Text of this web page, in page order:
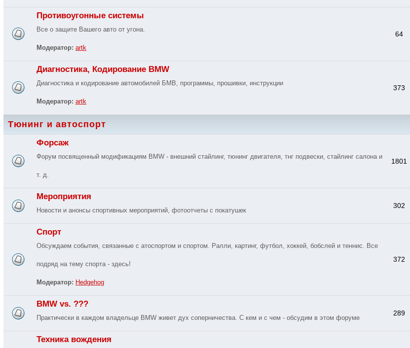
Противоугонные системы
Все о защите Вашего авто от угона.
Модератор: artk
64
Диагностика, Кодирование BMW
Диагностика и кодирование автомобилей БМВ, программы, прошивки, инструкции
Модератор: artk
373
Тюнинг и автоспорт
Форсаж
Форум посвященный модификациям BMW - внешний стайлинг, тюнинг двигателя, тнг подвески, стайлинг салона и
т. д.
1801
Мероприятия
Новости и анонсы спортивных мероприятий, фотоотчеты с покатушек
302
Спорт
Обсуждаем события, связанные с атоспортом и спортом. Ралли, картинг, футбол, хоккей, бобслей и теннис. Все
подряд на тему спорта - здесь!
Модератор: Hedgehog
372
BMW vs. ???
Практически в каждом владельце BMW живет дух соперничества. С кем и с чем - обсудим в этом форуме
289
Техника вождения